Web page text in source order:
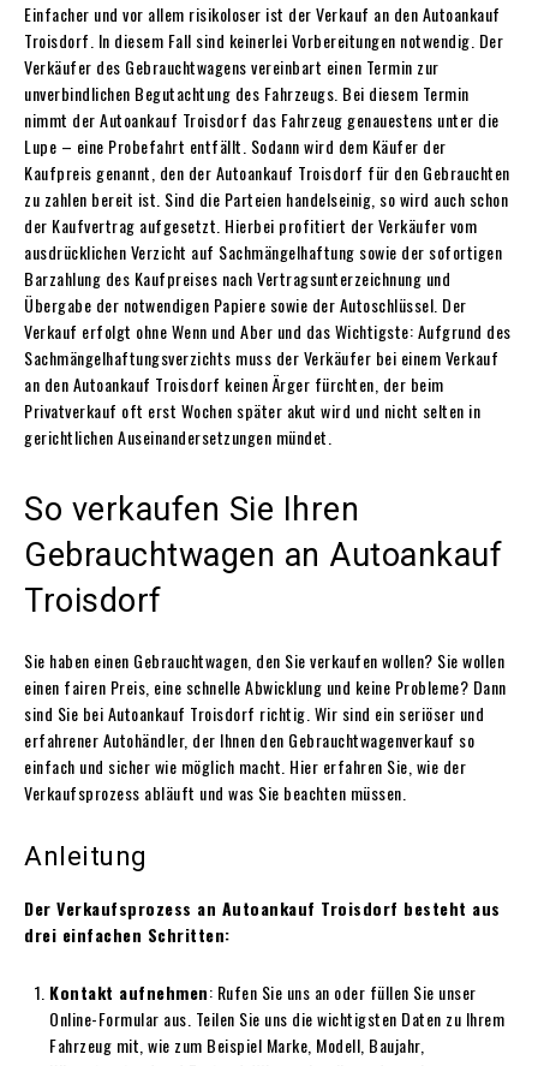
Einfacher und vor allem risikoloser ist der Verkauf an den Autoankauf
Troisdorf. In diesem Fall sind keinerlei Vorbereitungen notwendig. Der
Verkäufer des Gebrauchtwagens vereinbart einen Termin zur
unverbindlichen Begutachtung des Fahrzeugs. Bei diesem Termin
nimmt der Autoankauf Troisdorf das Fahrzeug genauestens unter die
Lupe – eine Probefahrt entfällt. Sodann wird dem Käufer der
Kaufpreis genannt, den der Autoankauf Troisdorf für den Gebrauchten
zu zahlen bereit ist. Sind die Parteien handelseinig, so wird auch schon
der Kaufvertrag aufgesetzt. Hierbei profitiert der Verkäufer vom
ausdrücklichen Verzicht auf Sachmängelhaftung sowie der sofortigen
Barzahlung des Kaufpreises nach Vertragsunterzeichnung und
Übergabe der notwendigen Papiere sowie der Autoschlüssel. Der
Verkauf erfolgt ohne Wenn und Aber und das Wichtigste: Aufgrund des
Sachmängelhaftungsverzichts muss der Verkäufer bei einem Verkauf
an den Autoankauf Troisdorf keinen Ärger fürchten, der beim
Privatverkauf oft erst Wochen später akut wird und nicht selten in
gerichtlichen Auseinandersetzungen mündet.
So verkaufen Sie Ihren
Gebrauchtwagen an Autoankauf
Troisdorf
Sie haben einen Gebrauchtwagen, den Sie verkaufen wollen? Sie wollen
einen fairen Preis, eine schnelle Abwicklung und keine Probleme? Dann
sind Sie bei Autoankauf Troisdorf richtig. Wir sind ein seriöser und
erfahrener Autohändler, der Ihnen den Gebrauchtwagenverkauf so
einfach und sicher wie möglich macht. Hier erfahren Sie, wie der
Verkaufsprozess abläuft und was Sie beachten müssen.
Anleitung
Der Verkaufsprozess an Autoankauf Troisdorf besteht aus
drei einfachen Schritten:
Kontakt aufnehmen: Rufen Sie uns an oder füllen Sie unser
Online-Formular aus. Teilen Sie uns die wichtigsten Daten zu Ihrem
Fahrzeug mit, wie zum Beispiel Marke, Modell, Baujahr,